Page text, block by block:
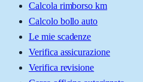
Calcola rimborso km
Calcolo bollo auto
Le mie scadenze
Verifica assicurazione
Verifica revisione